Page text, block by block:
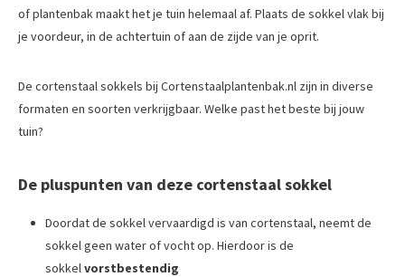
of plantenbak maakt het je tuin helemaal af. Plaats de sokkel vlak bij
je voordeur, in de achtertuin of aan de zijde van je oprit.
De cortenstaal sokkels bij Cortenstaalplantenbak.nl zijn in diverse
formaten en soorten verkrijgbaar. Welke past het beste bij jouw
tuin?
De pluspunten van deze cortenstaal sokkel
Doordat de sokkel vervaardigd is van cortenstaal, neemt de
sokkel geen water of vocht op. Hierdoor is de
sokkelvorstbestendig